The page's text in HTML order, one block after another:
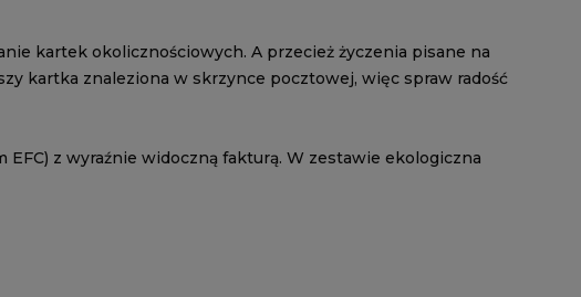
kartek okolicznościowych. A przecież życzenia pisane na
kartka znaleziona w skrzynce pocztowej, więc spraw radość
z wyraźnie widoczną fakturą. W zestawie ekologiczna